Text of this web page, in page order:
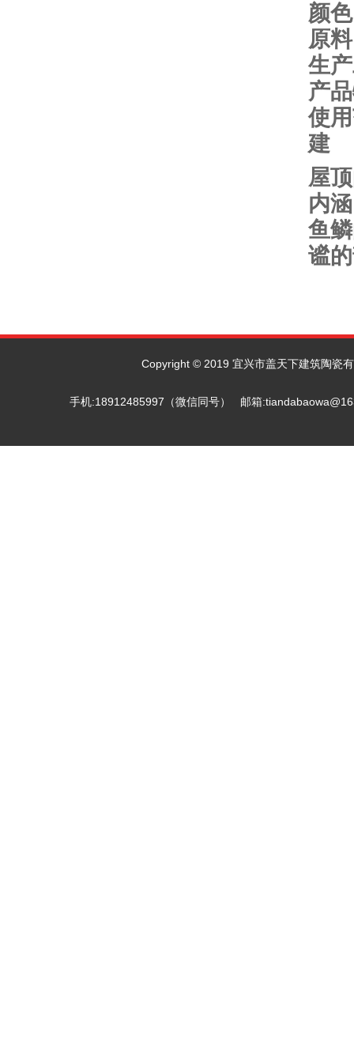
颜
原
生
产
使
建
屋
内
鱼
谧
Copyright © 2019 宜兴市盖天下建筑陶瓷
手机:18912485997（微信同号） 邮箱